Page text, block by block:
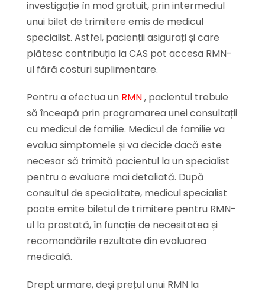
investigație în mod gratuit, prin intermediul
unui bilet de trimitere emis de medicul
specialist. Astfel, pacienții asigurați și care
plătesc contribuția la CAS pot accesa RMN-
ul fără costuri suplimentare.
Pentru a efectua un RMN, pacientul trebuie
să înceapă prin programarea unei consultații
cu medicul de familie. Medicul de familie va
evalua simptomele și va decide dacă este
necesar să trimită pacientul la un specialist
pentru o evaluare mai detaliată. După
consultul de specialitate, medicul specialist
poate emite biletul de trimitere pentru RMN-
ul la prostată, în funcție de necesitatea și
recomandările rezultate din evaluarea
medicală.
Drept urmare, deși prețul unui RMN la